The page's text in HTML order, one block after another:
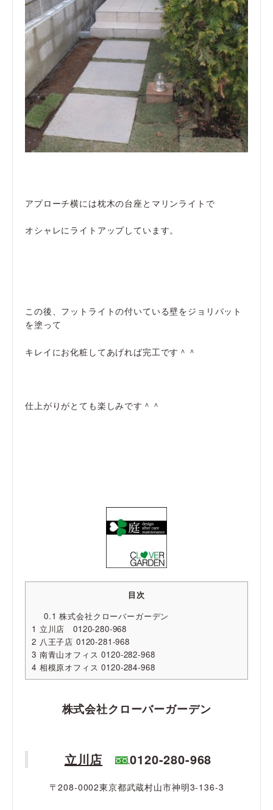
アプローチ横には枕木の台座とマリンライトで
オシャレにライトアップしています。
この後、フットライトの付いている壁をジョリパット
を塗って
キレイにお化粧してあげれば完工です＾＾
仕上がりがとても楽しみです＾＾
目次
0.1 株式会社クローバーガーデン
1 立川店 0120-280-968
2 八王子店 0120-281-968
3 南青山オフィス 0120-282-968
4 相模原オフィス 0120-284-968
株式会社クローバーガーデン
立川店 0120-280-968
〒208-0002東京都武蔵村山市神明3-136-3